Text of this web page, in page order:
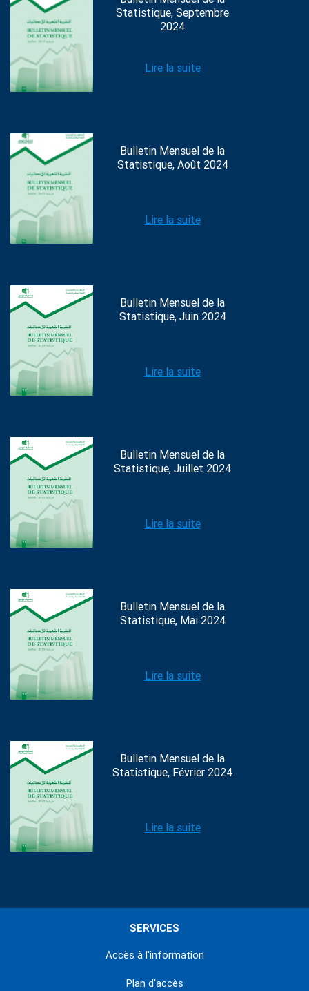
Statistique, Septembre
2024
Lire la suite
Bulletin Mensuel de la
Statistique, Août 2024
Lire la suite
Bulletin Mensuel de la
Statistique, Juin 2024
Lire la suite
Bulletin Mensuel de la
Statistique, Juillet 2024
Lire la suite
Bulletin Mensuel de la
Statistique, Mai 2024
Lire la suite
Bulletin Mensuel de la
Statistique, Février 2024
Lire la suite
SERVICES
Accès à l'information
Plan d'accès